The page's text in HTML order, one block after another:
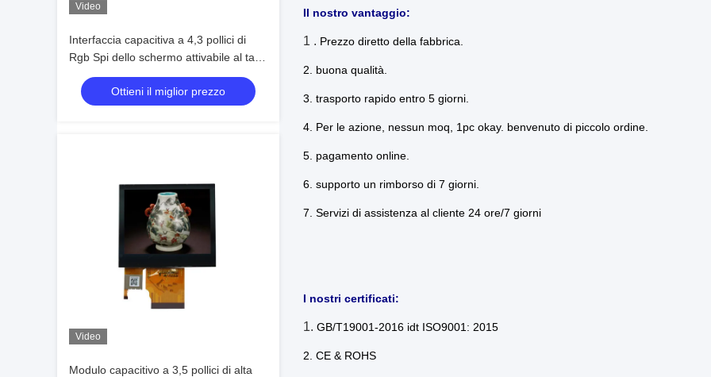
Video
Interfaccia capacitiva a 4,3 pollici di
Rgb Spi dello schermo attivabile al tatto
di TFT LCD di alta luminosità
dell'esposizione dell'affissione a cristalli
liquidi per attrezzatura industriale
Ottieni il miglior prezzo
Video
Modulo capacitivo a 3,5 pollici di alta
Il nostro vantaggio:
1 . Prezzo diretto della fabbrica.
2. buona qualità.
3. trasporto rapido entro 5 giorni.
4. Per le azione, nessun moq, 1pc okay. benvenuto di piccolo ordine.
5. pagamento online.
6. supporto un rimborso di 7 giorni.
7. Servizi di assistenza al cliente 24 ore/7 giorni
I nostri certificati:
1. GB/T19001-2016 idt ISO9001: 2015
2. CE & ROHS